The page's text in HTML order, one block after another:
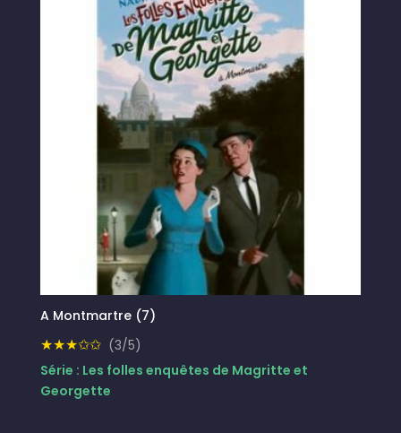
A Montmartre (7)
★★★✩✩ (3/5)
Série : Les folles enquêtes de Magritte et
Georgette